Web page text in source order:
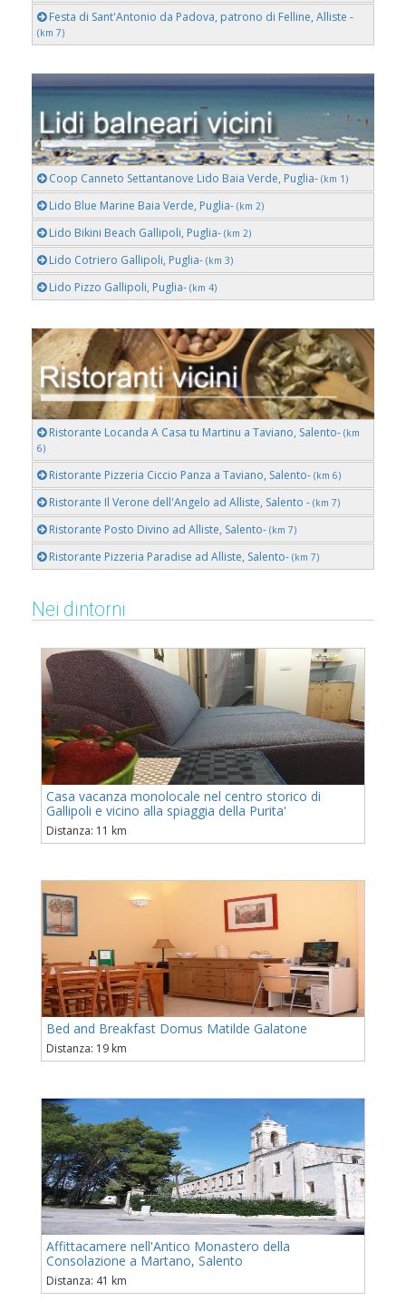
Festa di Sant'Antonio da Padova, patrono di Felline, Alliste -
(km 7)
Coop Canneto Settantanove Lido Baia Verde, Puglia- (km 1)
Lido Blue Marine Baia Verde, Puglia- (km 2)
Lido Bikini Beach Gallipoli, Puglia- (km 2)
Lido Cotriero Gallipoli, Puglia- (km 3)
Lido Pizzo Gallipoli, Puglia- (km 4)
Ristorante Locanda A Casa tu Martinu a Taviano, Salento- (km
6)
Ristorante Pizzeria Ciccio Panza a Taviano, Salento- (km 6)
Ristorante Il Verone dell'Angelo ad Alliste, Salento - (km 7)
Ristorante Posto Divino ad Alliste, Salento- (km 7)
Ristorante Pizzeria Paradise ad Alliste, Salento- (km 7)
Nei dintorni
Casa vacanza monolocale nel centro storico di
Gallipoli e vicino alla spiaggia della Purita'
Distanza: 11 km
Bed and Breakfast Domus Matilde Galatone
Distanza: 19 km
Affittacamere nell'Antico Monastero della
Consolazione a Martano, Salento
Distanza: 41 km